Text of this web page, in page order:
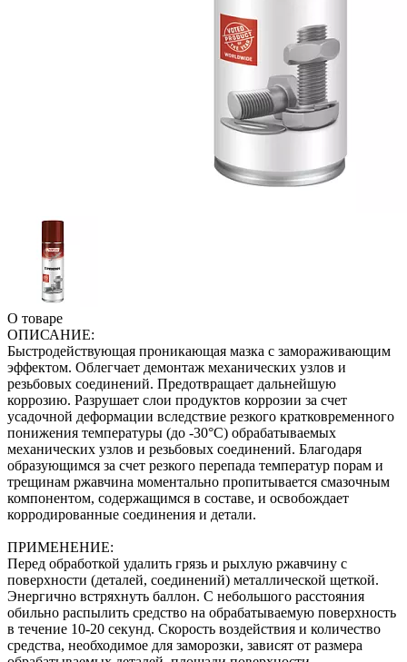
О товаре
ОПИСАНИЕ:
Быстродействующая проникающая мазка с замораживающим
эффектом. Облегчает демонтаж механических узлов и
резьбовых соединений. Предотвращает дальнейшую
коррозию. Разрушает слои продуктов коррозии за счет
усадочной деформации вследствие резкого кратковременного
понижения температуры (до -30°С) обрабатываемых
механических узлов и резьбовых соединений. Благодаря
образующимся за счет резкого перепада температур порам и
трещинам ржавчина моментально пропитывается смазочным
компонентом, содержащимся в составе, и освобождает
корродированные соединения и детали.
ПРИМЕНЕНИЕ:
Перед обработкой удалить грязь и рыхлую ржавчину с
поверхности (деталей, соединений) металлической щеткой.
Энергично встряхнуть баллон. С небольшого расстояния
обильно распылить средство на обрабатываемую поверхность
в течение 10-20 секунд. Скорость воздействия и количество
средства, необходимое для заморозки, зависят от размера